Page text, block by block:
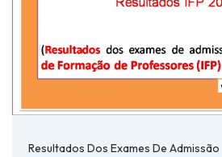
Resultados Dos Exames De Admissão